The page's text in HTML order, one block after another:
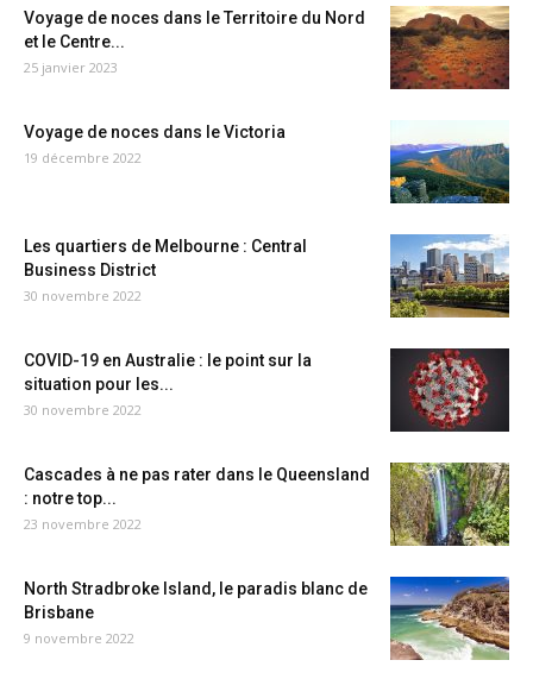
Voyage de noces dans le Territoire du Nord
et le Centre...
25 janvier 2023
Voyage de noces dans le Victoria
19 décembre 2022
Les quartiers de Melbourne : Central
Business District
30 novembre 2022
COVID-19 en Australie : le point sur la
situation pour les...
30 novembre 2022
Cascades à ne pas rater dans le Queensland
: notre top...
23 novembre 2022
North Stradbroke Island, le paradis blanc de
Brisbane
9 novembre 2022